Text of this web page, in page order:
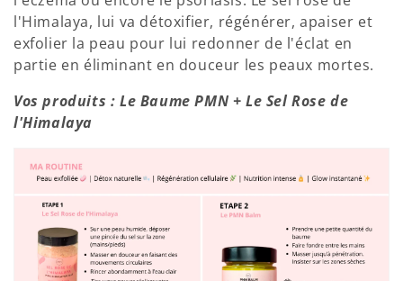
c
t
i
o
l'Himalaya, lui va détoxifier, régénérer, apaiser et
exfolier la peau pour lui redonner de l'éclat en
partie en éliminant en douceur les peaux mortes.
Vos produits : Le Baume PMN + Le Sel Rose de
l'Himalaya